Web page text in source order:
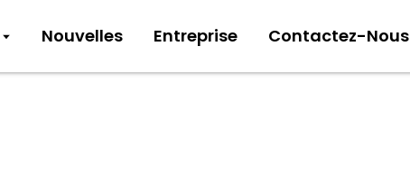
Nouvelles Entreprise Contactez-Nous